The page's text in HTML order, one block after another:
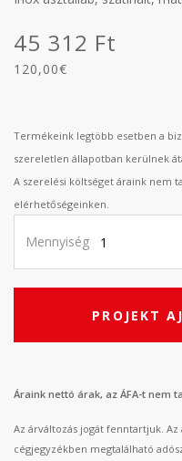
45 312 Ft
120,00€
Termékeink legtöbb esetben a
szereletlen állapotban kerülnek
A szerelési költséget áraink nem
elérhetőségeinken.
Mennyiség
PROJEKT
Áraink nettó árak, az ÁFA-t nem
Az árváltozás jogát fenntartjuk.
cégjegyzékben megtalálható